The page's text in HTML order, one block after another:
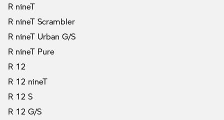
R nineT
R nineT Scrambler
R nineT Urban G/S
R nineT Pure
R 12
R 12 nineT
R 12 S
R 12 G/S